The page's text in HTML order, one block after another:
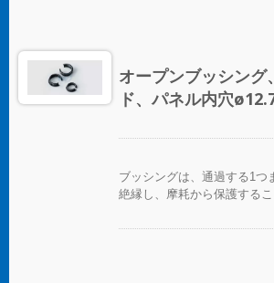
オープンブッシング
ド、パネル内穴
ブッシングは、通過する1つ
絶縁し、摩耗から保護する